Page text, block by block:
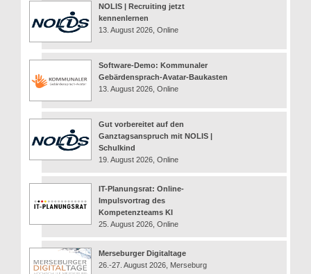
NOLIS | Recruiting jetzt
kennenlernen
13. August 2026, Online
Software-Demo: Kommunaler
Gebärdensprach-Avatar-Baukasten
13. August 2026, Online
Gut vorbereitet auf den
Ganztagsanspruch mit NOLIS |
Schulkind
19. August 2026, Online
IT-Planungsrat: Online-
Impulsvortrag des
Kompetenzteams KI
25. August 2026, Online
Merseburger Digitaltage
26.-27. August 2026, Merseburg